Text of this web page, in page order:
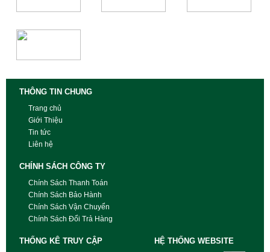
THÔNG TIN CHUNG
Trang chủ
Giới Thiệu
Tin tức
Liên hệ
CHÍNH SÁCH CÔNG TY
Chính Sách Thanh Toán
Chính Sách Bảo Hành
Chính Sách Vận Chuyển
Chính Sách Đổi Trả Hàng
THỐNG KÊ TRUY CẬP HỆ THỐNG WEBSITE